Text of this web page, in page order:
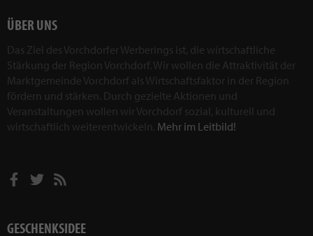
ÜBER UNS
Das Ziel des Vorchdorfer Werberings ist, die wirtschaftliche
Stärkung der Region Vorchdorf. Wir wollen die Attraktivität der
Marktgemeinde Vorchdorf als Wirtschaftsfaktor in der Region
fördern und stärken. Durch gezielte Aktionen und
Veranstaltungen wollen wir Vorchdorf sozial, kulturell und
wirtschaftlich weiterentwickeln. Mehr im Leitbild!
GESCHENKSIDEE